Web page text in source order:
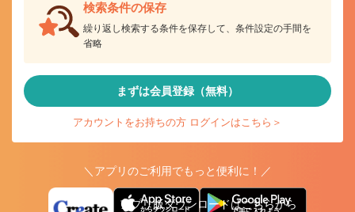
検索条件の保存
繰り返し検索する条件を保存して、条件設定の手間を
省略
まずは会員登録（無料）
アカウントをお持ちの方 ログインはこちら＞
＼アプリのご利用でもっと便利に！／
アプリ版ダウンロードはこちらから